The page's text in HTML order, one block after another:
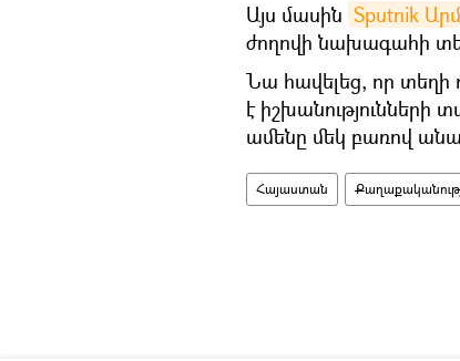
Այս մասին Sputnik
ժողովի նախագահի
Նա հավելեց, որ տեղի
է
ամենը մեկ բառով
Հայաստան